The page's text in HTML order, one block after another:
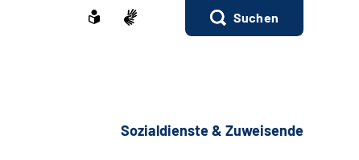
Suchen
Sozialdienste & Zuweisende